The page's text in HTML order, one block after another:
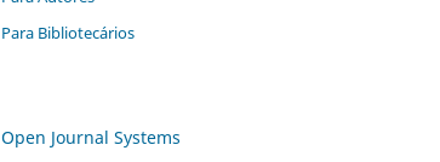
Para Bibliotecários
Open Journal Systems